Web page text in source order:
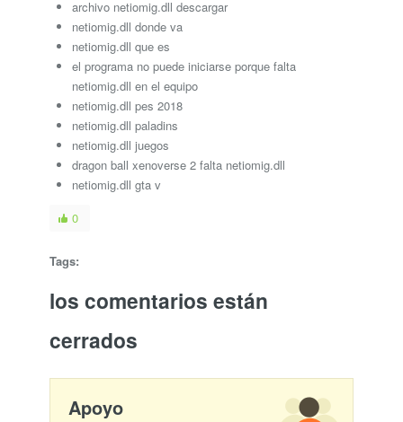
archivo netiomig.dll descargar
netiomig.dll donde va
netiomig.dll que es
el programa no puede iniciarse porque falta
netiomig.dll en el equipo
netiomig.dll pes 2018
netiomig.dll paladins
netiomig.dll juegos
dragon ball xenoverse 2 falta netiomig.dll
netiomig.dll gta v
0
Tags:
los comentarios están
cerrados
Apoyo